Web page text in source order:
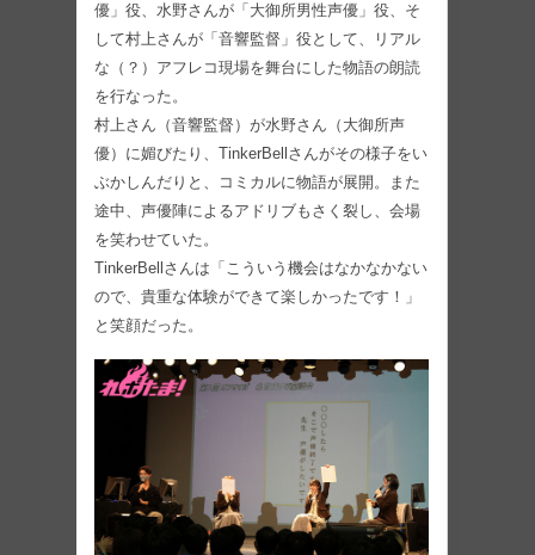
優」役、水野さんが「大御所男性声優」役、そ
して村上さんが「音響監督」役として、リアル
な（？）アフレコ現場を舞台にした物語の朗読
を行なった。
村上さん（音響監督）が水野さん（大御所声
優）に媚びたり、TinkerBellさんがその様子をい
ぶかしんだりと、コミカルに物語が展開。また
途中、声優陣によるアドリブもさく裂し、会場
を笑わせていた。
TinkerBellさんは「こういう機会はなかなかない
ので、貴重な体験ができて楽しかったです！」
と笑顔だった。